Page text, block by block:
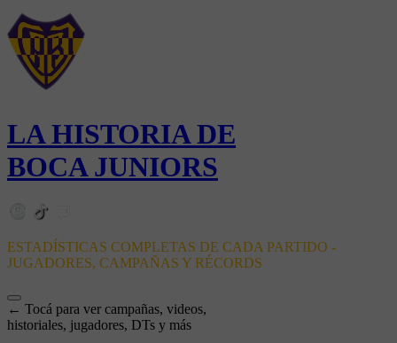
LA HISTORIA DE
BOCA JUNIORS
ESTADÍSTICAS COMPLETAS DE CADA PARTIDO -
JUGADORES, CAMPAÑAS Y RÉCORDS
← Tocá para ver campañas, videos,
historiales, jugadores, DTs y más